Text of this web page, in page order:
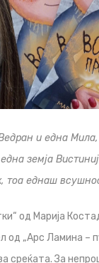
и една
земја
тоа еднаш
од Марија
од „Арс Ламина –
среќата. За